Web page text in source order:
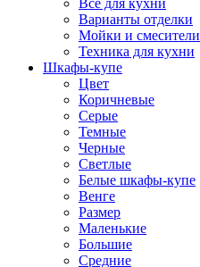
Все для кухни
Варианты отделки
Мойки и смесители
Техника для кухни
Шкафы-купе
Цвет
Коричневые
Серые
Темные
Черные
Светлые
Белые шкафы-купе
Венге
Размер
Маленькие
Большие
Средние